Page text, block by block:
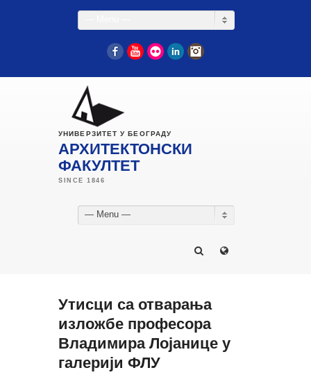
FacebookYouTube
Flickr LinkedIn
УНИВЕРЗИТЕТ У БЕОГРАДУ
АРХИТЕКТОНСКИ
ФАКУЛТЕТ
— Menu —
Утисци са отварања
изложбе професора
Владимира Лојанице у
галерији ФЛУ